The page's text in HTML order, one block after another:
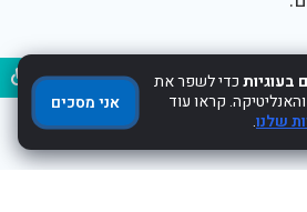
כדי לשפר את
קראו עוד
שלנו.
אני מסכים